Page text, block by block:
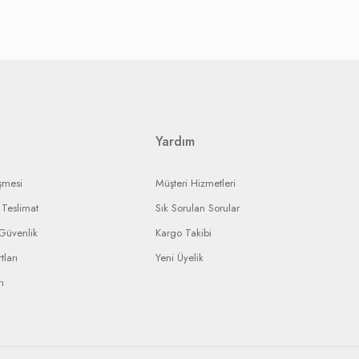
Yardım
Müşteri Hizmetleri
Sık Sorulan Sorular
Kargo Takibi
Yeni Üyelik